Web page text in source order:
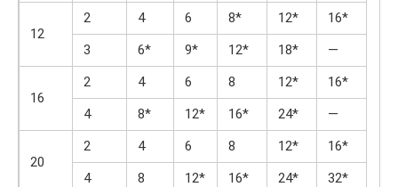
12
2 4 6 8* 12*
16*
3
6* 9* 12* 18* —
16
2 4 6 8 12*
16*
4
8* 12* 16* 24* —
20
2 4 6 8 12*
16*
4
8 12* 16* 24* 32*